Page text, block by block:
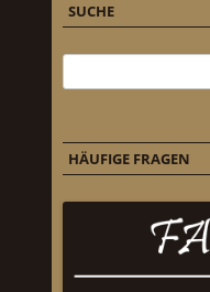
SUCHE
HÄUFIGE FRAGEN